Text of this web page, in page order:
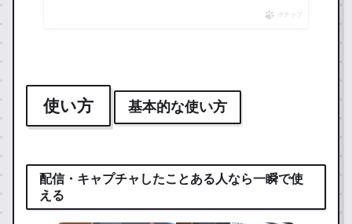
ポチップ
使い方 基本的な使い方
配信・キャプチャしたことある人なら一瞬で使
える